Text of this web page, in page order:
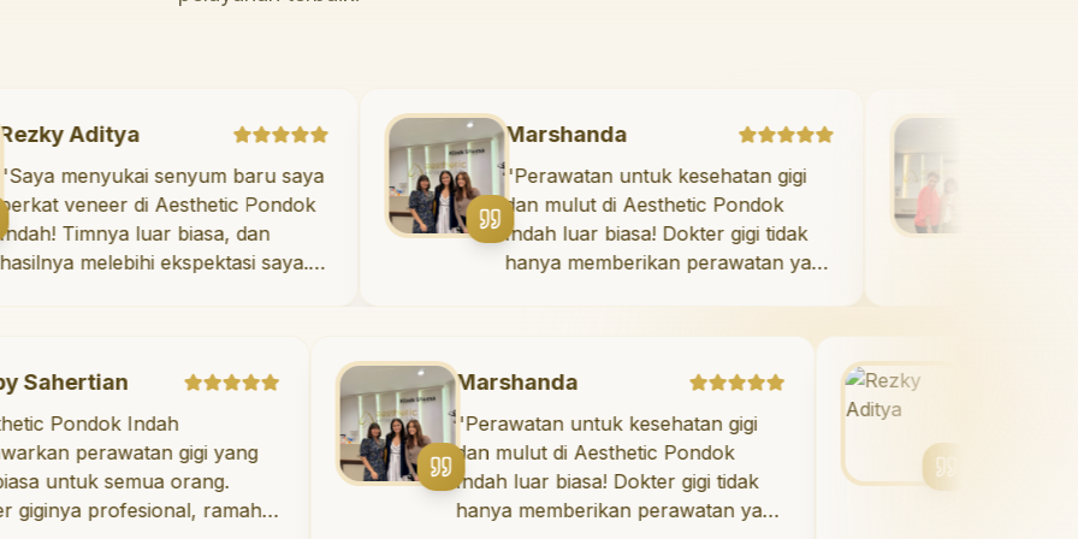
Rezky Aditya
"Saya menyukai senyum baru saya
berkat veneer di Aesthetic Pondok
Indah! Timnya luar biasa, dan
hasilnya melebihi ekspektasi saya.
Marshanda
"Perawatan untuk kesehatan gigi
dan mulut di Aesthetic Pondok
Indah luar biasa! Dokter gigi tidak
hanya memberikan perawatan yang
mengedukasi saya mengenai teknik
perawatan dan pembersihan gigi
direkomendasikan!
Indah
gigi yang
semua orang.
profesional, ramah,
Marshanda
"Perawatan untuk kesehatan gigi
dan mulut di Aesthetic Pondok
Indah luar biasa! Dokter gigi tidak
hanya memberikan perawatan yang
Rezky Aditya
"Saya menyukai
berkat veneer di
Indah! Timnya luar